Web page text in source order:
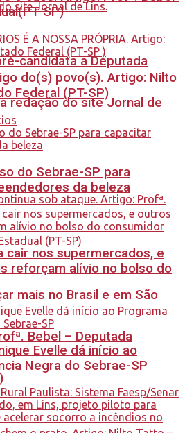
candidata a Deputada
redação do site Jornal de
mais no Brasil e em São
Bebel – Deputada
SP)
do(s) povo(s). Artigo: Nilto
Federal (PT-SP)
do Sebrae-SP para
da beleza
cair nos supermercados, e
reforçam alívio no bolso do
Evelle dá início ao
Negra do Sebrae-SP